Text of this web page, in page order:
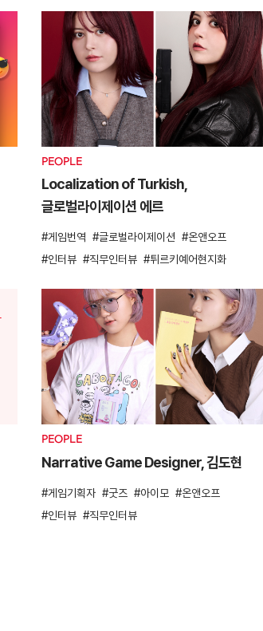
PEOPLE
Localization of Turkish,
글로벌라이제이션 에르
게임번역 글로벌라이제이션
온앤오프
인터뷰
직무인터뷰 튀르키예어현지화
PEOPLE
Narrative Game Designer, 김도현
게임기획자 굿즈 아이모
온앤오프
인터뷰
직무인터뷰